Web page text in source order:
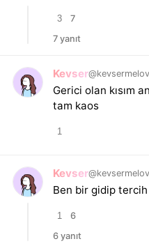
3
7
7 yanıt
Kevser@kevsermelov
Gerici olan kısım
tam kaos
1
Kevser@kevsermelov
Ben bir gidip tercih
1
6
6 yanıt